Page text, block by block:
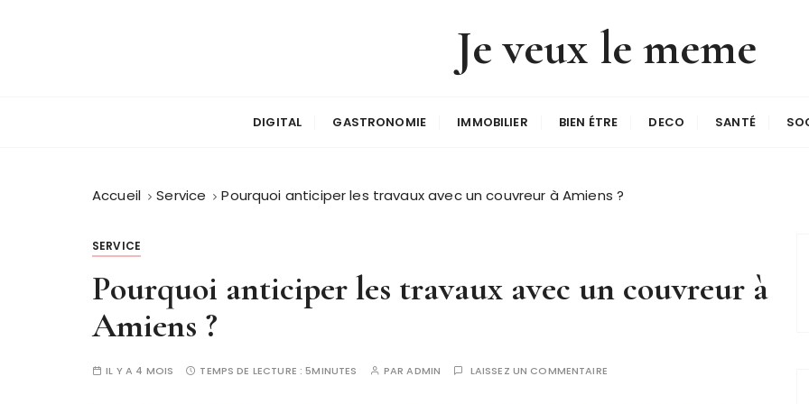
Je veux le meme
DIGITAL GASTRONOMIE IMMOBILIER BIEN ÉTRE DECO SANTÉ
Accueil Service Pourquoi anticiper les travaux avec un couvreur à Amiens ?
SERVICE
Pourquoi anticiper les travaux avec un couvreur à
Amiens ?
IL Y A 4 MOIS TEMPS DE LECTURE :5MINUTES PARADMIN LAISSEZ UN COMMENTAIRE